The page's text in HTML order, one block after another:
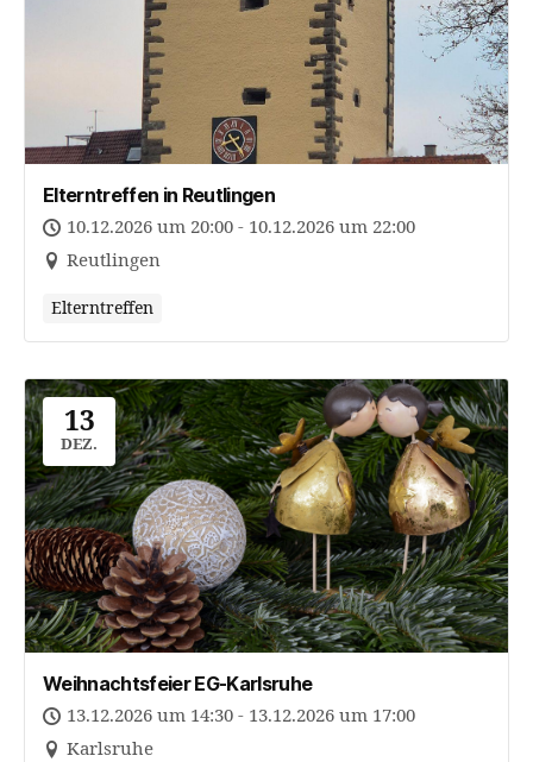
Elterntreffen in Reutlingen
10.12.2026 um 20:00 - 10.12.2026 um 22:00
Reutlingen
Elterntreffen
13
DEZ.
Weihnachtsfeier EG-Karlsruhe
13.12.2026 um 14:30 - 13.12.2026 um 17:00
Karlsruhe